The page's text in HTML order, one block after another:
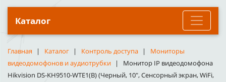
Каталог
Главная Каталог Контроль доступа
Мониторы
видеодомофонов и аудиотрубки
Монитор IP видеодомофона
Hikvision DS-KH9510-WTE1(B) (Черный, 10", Сенсорный экран, WiFi,